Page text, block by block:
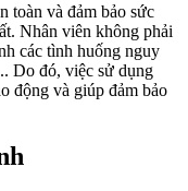
toàn và đảm bảo sức
Nhân viên không phải
các tình huống nguy
Do đó, việc sử dụng
động và giúp đảm bảo